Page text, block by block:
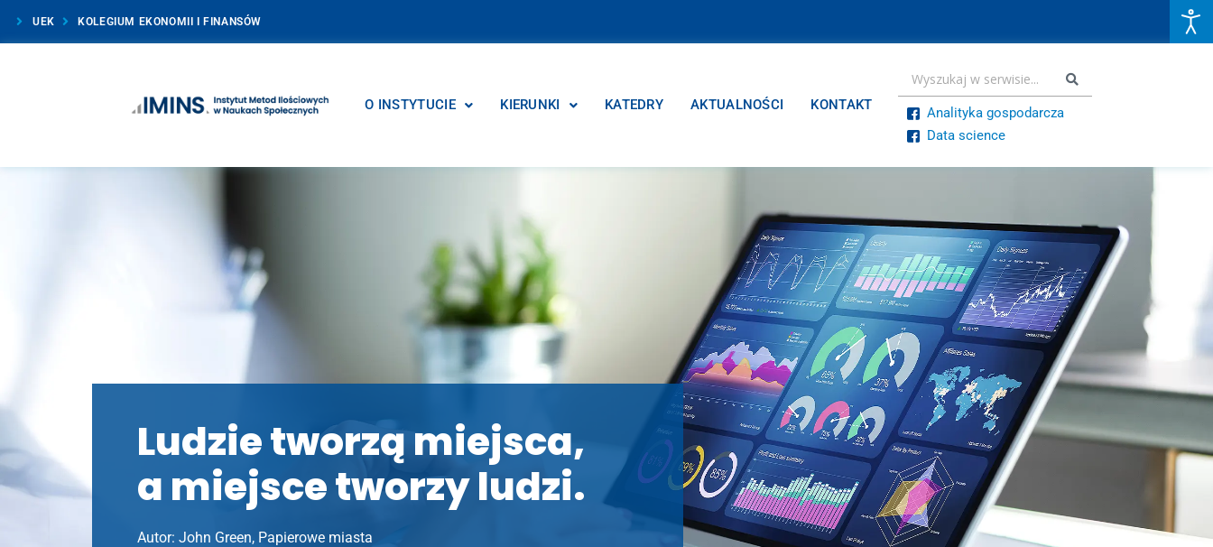
UEK KOLEGIUM EKONOMII I FINANSÓW
O INSTYTUCIE KIERUNKI KATEDRY AKTUALNOŚCI KONTAKT
Analityka gospodarcza
Data science
Ludzie tworzą miejsca,
a miejsce tworzy ludzi.
Autor: John Green, Papierowe miasta